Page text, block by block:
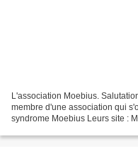
L'association Moebius.
membre d'une association qui
syndrome Moebius Leurs site :